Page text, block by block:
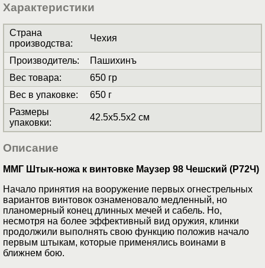
Характеристики
Страна
производства:
Чехия
Производитель:
Пашихинъ
Вес товара:
650 гр
Вес в упаковке:
650 г
Размеры
упаковки:
42.5x5.5x2 см
Описание
ММГ Штык-ножа к винтовке Маузер 98 Чешский (Р72Ч)
Начало принятия на вооружение первых огнестрельных
вариантов винтовок ознаменовало медленный, но
планомерный конец длинных мечей и сабель. Но,
несмотря на более эффективный вид оружия, клинки
продолжили выполнять свою функцию положив начало
первым штыкам, которые применялись воинами в
ближнем бою.